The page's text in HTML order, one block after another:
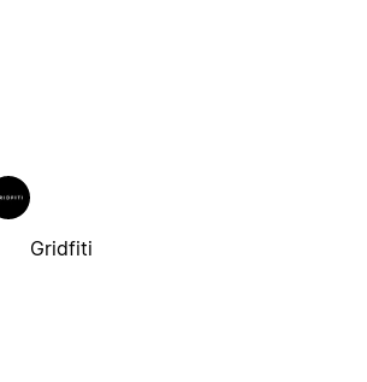
Gridfiti